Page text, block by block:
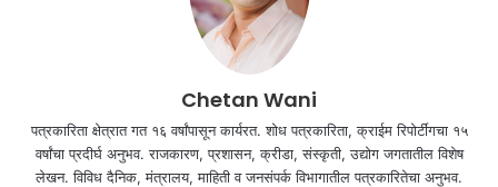
Chetan Wani
पत्रकारिता क्षेत्रात गत १६ वर्षांपासून कार्यरत. शोध पत्रकारिता, क्राईम रिपोर्टींगचा १५
वर्षांचा प्रदीर्घ अनुभव. राजकारण, प्रशासन, क्रीडा, संस्कृती, उद्योग जगतातील विशेष
लेखन. विविध दैनिक, मंत्रालय, माहिती व जनसंपर्क विभागातील पत्रकारितेचा अनुभव.